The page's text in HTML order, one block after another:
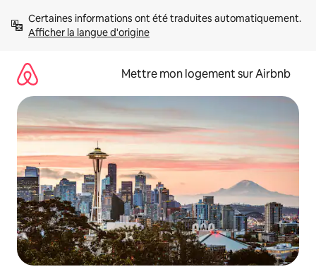
directement
Afficher la langue d'origine
Mettre mon logement sur Airbnb